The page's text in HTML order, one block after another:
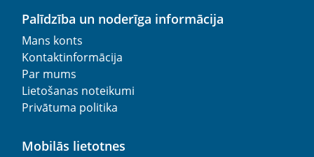
Palīdzība un noderīga informācija
Mans konts
Kontaktinformācija
Par mums
Lietošanas noteikumi
Privātuma politika
Mobilās lietotnes